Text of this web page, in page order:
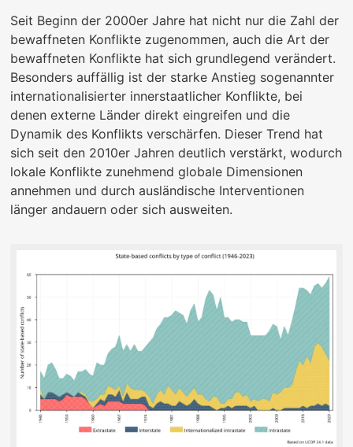
Seit Beginn der 2000er Jahre hat nicht nur die Zahl der
bewaffneten Konflikte zugenommen, auch die Art der
bewaffneten Konflikte hat sich grundlegend verändert.
Besonders auffällig ist der starke Anstieg sogenannter
internationalisierter innerstaatlicher Konflikte, bei
denen externe Länder direkt eingreifen und die
Dynamik des Konflikts verschärfen. Dieser Trend hat
sich seit den 2010er Jahren deutlich verstärkt, wodurch
lokale Konflikte zunehmend globale Dimensionen
annehmen und durch ausländische Interventionen
länger andauern oder sich ausweiten.